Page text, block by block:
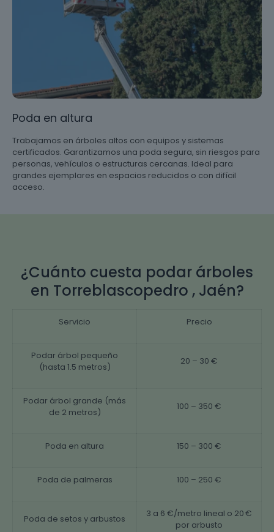
Poda en altura
Trabajamos en árboles altos con equipos y sistemas
certificados. Garantizamos una poda segura, sin riesgos para
personas, vehículos o estructuras cercanas. Ideal para
grandes ejemplares en espacios reducidos o con difícil
acceso.
¿Cuánto cuesta podar árboles
en Torreblascopedro , Jaén?
Servicio Precio
Podar árbol pequeño
(hasta 1.5 metros)
20 – 30 €
Podar árbol grande (más
de 2 metros)
100 – 350 €
Poda en altura 150 – 300 €
Poda de palmeras 100 – 250 €
Poda de setos y arbustos
3 a 6 €/metro lineal o 20 €
por arbusto